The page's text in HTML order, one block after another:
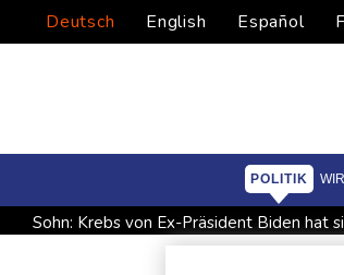
Deutsch English Español
POLITIK
Sohn: Krebs von Ex-Präsident Biden hat